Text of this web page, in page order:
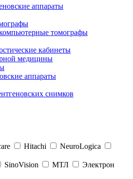
аппараты
томографы
кабинеты
медицины
аппараты
снимков
Hitachi
NeuroLogica
SinoVision МТЛ
Электрон